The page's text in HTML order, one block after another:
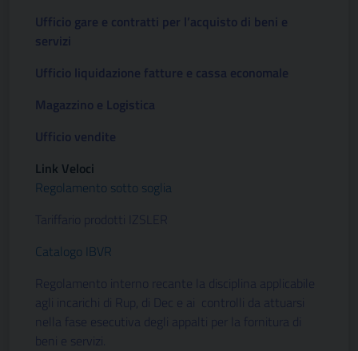
Ufficio gare e contratti per l’acquisto di beni e
servizi
Ufficio liquidazione fatture e cassa economale
Magazzino e Logistica
Ufficio vendite
Link Veloci
Regolamento sotto soglia
Tariffario prodotti IZSLER
Catalogo IBVR
Regolamento interno recante la disciplina applicabile
agli incarichi di Rup, di Dec e ai controlli da attuarsi
nella fase esecutiva degli appalti per la fornitura di
beni e servizi.